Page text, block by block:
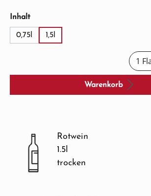
Inhaltauswählen
0,75l 1,5l
Warenkorb
Rotwein
1.5l
trocken